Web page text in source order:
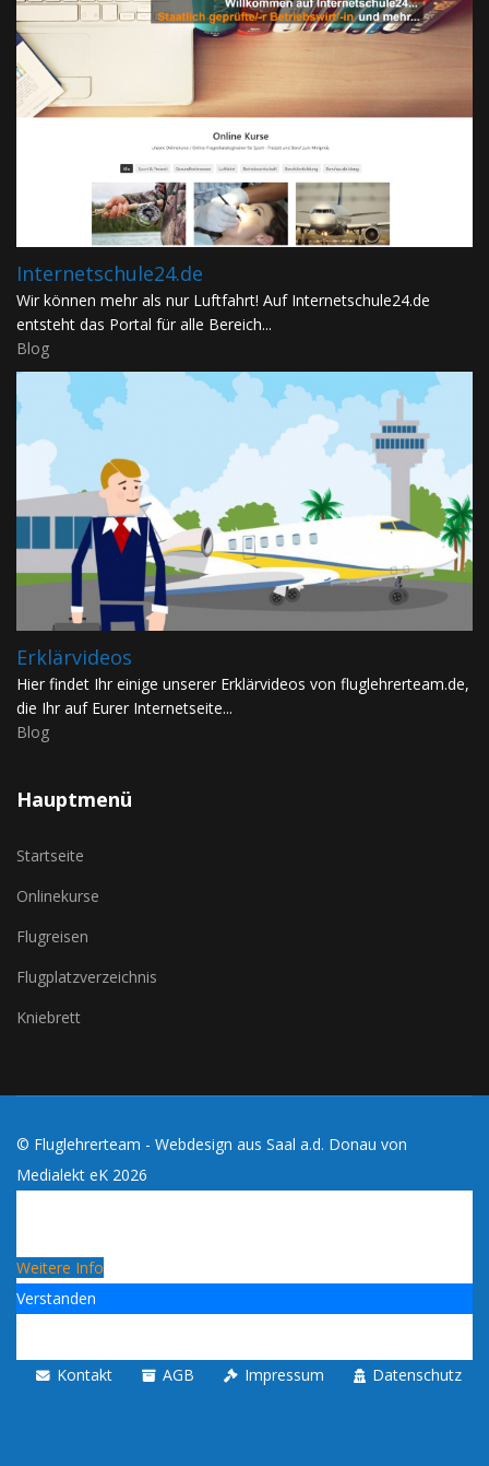
Internetschule24.de
Wir können mehr als nur Luftfahrt! Auf Internetschule24.de
entsteht das Portal für alle Bereich...
Blog
Erklärvideos
Hier findet Ihr einige unserer Erklärvideos von fluglehrerteam.de,
die Ihr auf Eurer Internetseite...
Blog
Hauptmenü
Startseite
Onlinekurse
Flugreisen
Flugplatzverzeichnis
Kniebrett
© Fluglehrerteam - Webdesign aus Saal a.d. Donau von
Medialekt eK 2026
Weitere Info
Verstanden
Kontakt AGB Impressum Datenschutz